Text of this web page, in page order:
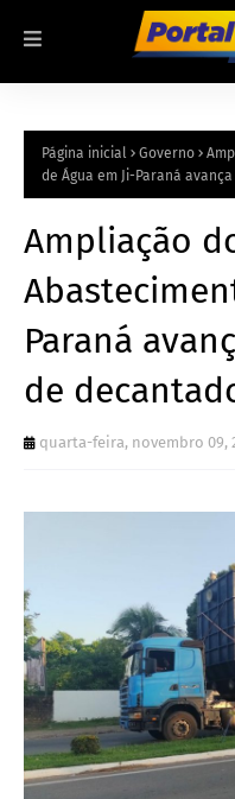
Página inicial Governo
de Água em Ji-Paraná
Ampliação
Paraná
de
quarta-feira, novembro 09,